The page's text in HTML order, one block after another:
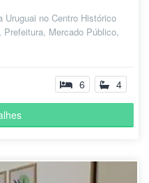
Uruguai no Centro Histórico
Mercado Público,
6 4